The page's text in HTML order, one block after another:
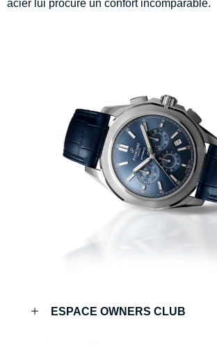
acier lui procure un confort incomparable.
ESPACE OWNERS CLUB